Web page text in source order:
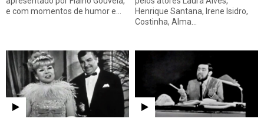
e com momentos de humor e…
Henrique Santana, Irene Isidro,
Costinha, Alma…